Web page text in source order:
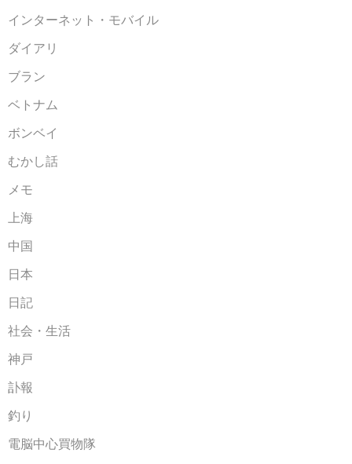
インターネット・モバイル
ダイアリ
ブラン
ベトナム
ボンベイ
むかし話
メモ
上海
中国
日本
日記
社会・生活
神戸
訃報
釣り
電脳中心買物隊